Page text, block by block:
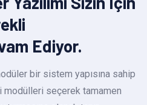
Ediyor.
bir sistem yapısına sahip
modülleri seçerek tamamen